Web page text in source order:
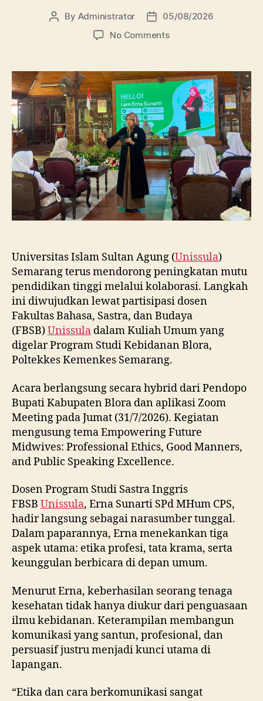
Post
By Administrator
Post
date
05/08/2026
No Commentson
Unissula
Bekali
Mahasiswa
Kebidanan
Blora
Etika
dan
Keterampilan
Public
Speaking
Universitas Islam Sultan Agung (Unissula)
Semarang terus mendorong peningkatan mutu
pendidikan tinggi melalui kolaborasi. Langkah
ini diwujudkan lewat partisipasi dosen
Fakultas Bahasa, Sastra, dan Budaya
(FBSB)Unissula dalam Kuliah Umum yang
digelar Program Studi Kebidanan Blora,
Poltekkes Kemenkes Semarang.
Acara berlangsung secara hybrid dari Pendopo
Bupati Kabupaten Blora dan aplikasi Zoom
Meeting pada Jumat (31/7/2026). Kegiatan
mengusung tema Empowering Future
Midwives: Professional Ethics, Good Manners,
and Public Speaking Excellence.
Dosen Program Studi Sastra Inggris
FBSB Unissula, Erna Sunarti SPd MHum CPS,
hadir langsung sebagai narasumber tunggal.
Dalam paparannya, Erna menekankan tiga
aspek utama: etika profesi, tata krama, serta
keunggulan berbicara di depan umum.
Menurut Erna, keberhasilan seorang tenaga
kesehatan tidak hanya diukur dari penguasaan
ilmu kebidanan. Keterampilan membangun
komunikasi yang santun, profesional, dan
persuasif justru menjadi kunci utama di
lapangan.
“Etika dan cara berkomunikasi sangat